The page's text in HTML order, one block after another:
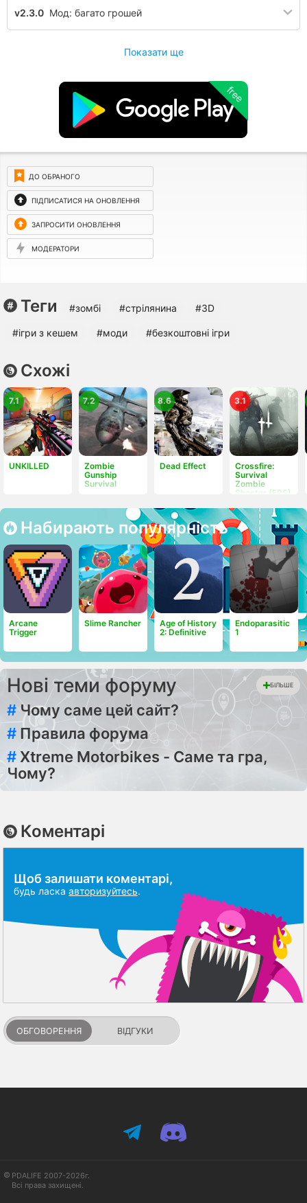
v2.3.0 Мод: багато грошей
Показати ще
free
ДО ОБРАНОГО
ПІДПИСАТИСЯ НА ОНОВЛЕННЯ
ЗАПРОСИТИ ОНОВЛЕННЯ
МОДЕРАТОРИ
Теги #зомбі #стрілянина #3D
#ігри з кешем #моди #безкоштовні ігри
Схожі
UNKILLED
7.1
Zombie
Gunship
Survival
7.2
Dead Effect
8.6
Crossfire:
Survival
Zombie
Shooter (FPS)
3.1
Набирають популярність
Arcane
Trigger
Slime Rancher
Age of History
2: Definitive
Endoparasitic
1
Нові теми форуму БІЛЬШЕ
# Чому саме цей сайт?
# Правила форума
# Xtreme Motorbikes - Саме та гра,
Чому?
Коментарі
Щоб залишати коментарі,
будь ласка авторизуйтесь.
ОБГОВОРЕННЯ ВІДГУКИ
PDALIFE 2007-2026г.
Всі права захищені.